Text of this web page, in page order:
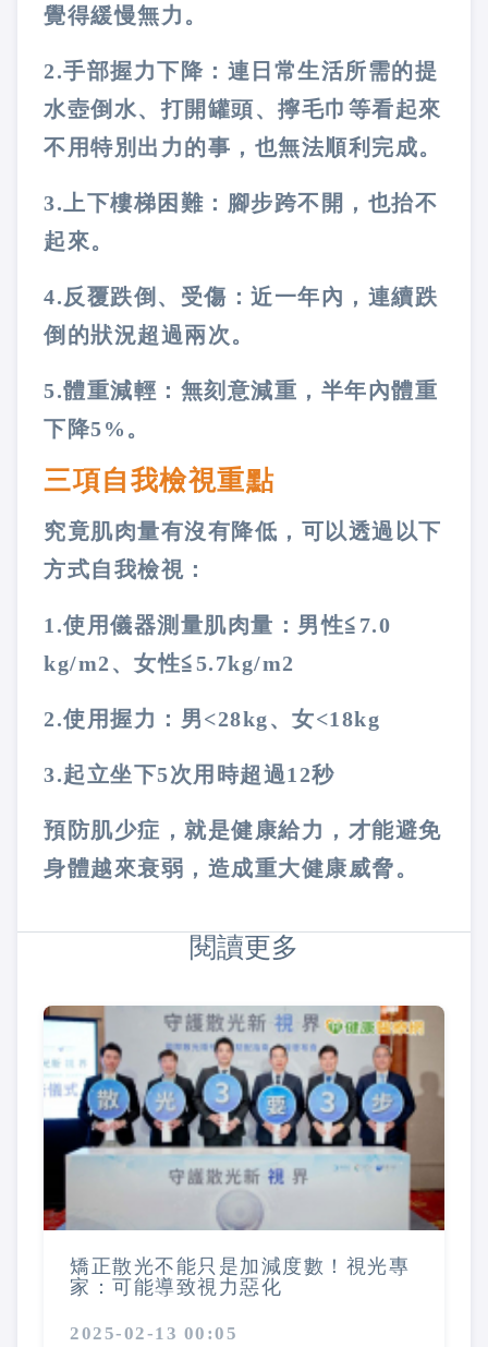
覺得緩慢無力。
2.手部握力下降：連日常生活所需的提
水壺倒水、打開罐頭、擰毛巾等看起來
不用特別出力的事，也無法順利完成。
3.上下樓梯困難：腳步跨不開，也抬不
起來。
4.反覆跌倒、受傷：近一年內，連續跌
倒的狀況超過兩次。
5.體重減輕：無刻意減重，半年內體重
下降5%。
三項自我檢視重點
究竟肌肉量有沒有降低，可以透過以下
方式自我檢視：
1.使用儀器測量肌肉量：男性≦7.0
kg/m2、女性≦5.7kg/m2
2.使用握力：男<28kg、女<18kg
3.起立坐下5次用時超過12秒
預防肌少症，就是健康給力，才能避免
身體越來衰弱，造成重大健康威脅。
閱讀更多
矯正散光不能只是加減度數！視光專
家：可能導致視力惡化
2025-02-13 00:05